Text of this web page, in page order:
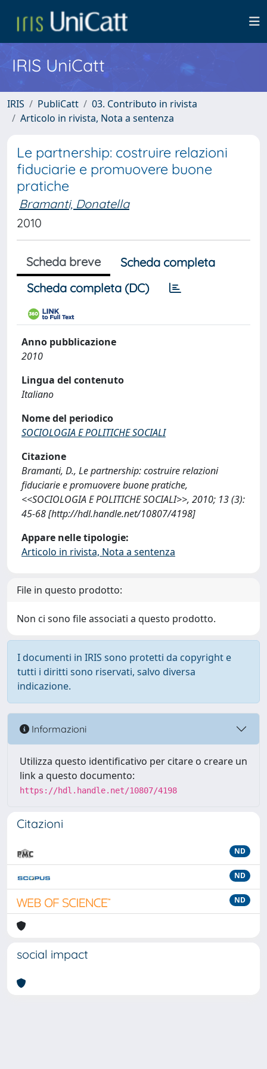
IRIS UniCatt
IRIS PubliCatt
03. Contributo in rivista
Articolo in rivista, Nota a sentenza
Le partnership: costruire relazioni
fiduciarie e promuovere buone
pratiche
Bramanti, Donatella
2010
Scheda breve
Scheda completa
Scheda completa (DC)
Anno pubblicazione
2010
Lingua del contenuto
Italiano
Nome del periodico
SOCIOLOGIA E POLITICHE SOCIALI
Citazione
Bramanti, D., Le partnership: costruire relazioni
fiduciarie e promuovere buone pratiche,
<<SOCIOLOGIA E POLITICHE SOCIALI>>, 2010; 13 (3):
45-68 [http://hdl.handle.net/10807/4198]
Appare nelle tipologie:
Articolo in rivista, Nota a sentenza
File in questo prodotto:
Non ci sono file associati a questo prodotto.
I documenti in IRIS sono protetti da copyright e
tutti i diritti sono riservati, salvo diversa
indicazione.
Informazioni
Utilizza questo identificativo per citare o creare un
link a questo documento:
https://hdl.handle.net/10807/4198
Citazioni
ND
ND
ND
social impact